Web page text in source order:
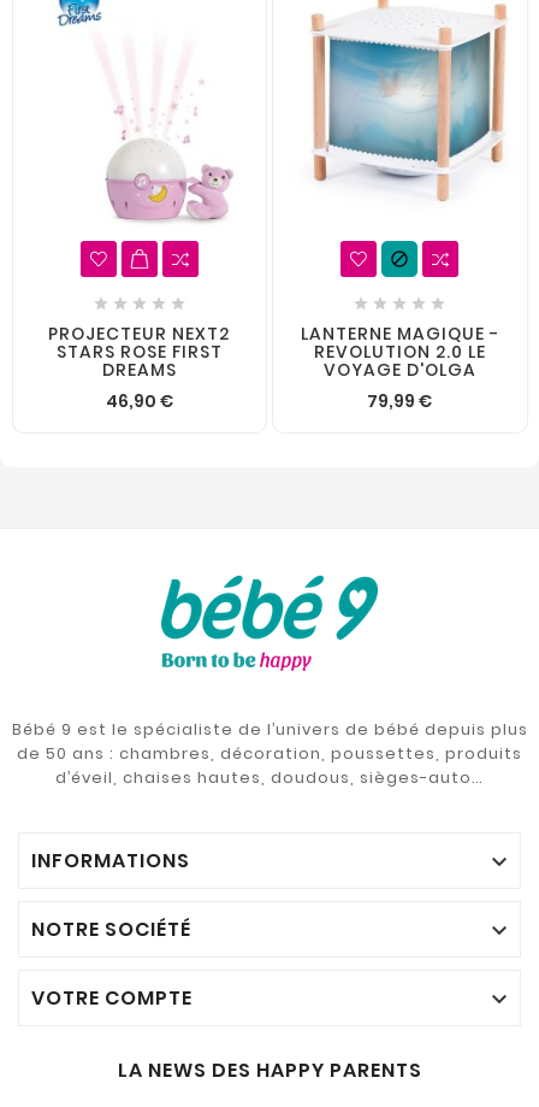
    
PROJECTEUR NEXT2
STARS ROSE FIRST
DREAMS
46,90 €

    
LANTERNE MAGIQUE -
REVOLUTION 2.0 LE
VOYAGE D'OLGA
79,99 €
Bébé 9 est le spécialiste de l’univers de bébé depuis plus
de 50 ans : chambres, décoration, poussettes, produits
d’éveil, chaises hautes, doudous, sièges-auto…
INFORMATIONS 
NOTRE SOCIÉTÉ 
VOTRE COMPTE 
LA NEWS DES HAPPY PARENTS